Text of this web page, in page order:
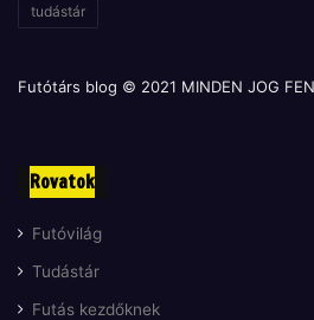
tudástár
Futótárs blog © 2021 MINDEN JOG
Rovatok
Futóvilág
Tudástár
Futás kezdőknek